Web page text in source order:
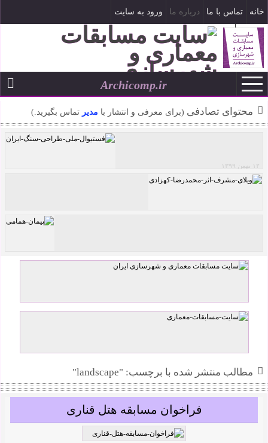
خانه تماس با ما درباره ما ورود به سایت
ثبت نام
۱۹ مرداد ۱۴۰۵Archicomp.ir
محتوای تصادفی (برای معرفی و انتشار با مدیر تماس بگیرید.)
فستیوال ملی طراحی سنگ ایران
۱۲ بهمن ۱۳۹۹
ویلای مشرف اثر محمدرضا کهزادی
پیمان همامی
مطالب منتشر شده با برچسب: "landscape"
فراخوان مسابقه هتل قناری